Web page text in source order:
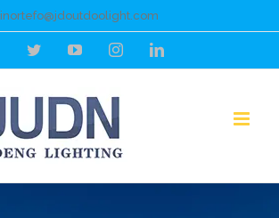
inortefo@jdoutdoolight.com
FacebookGorjeoYouTubeInstagramLinkedIn